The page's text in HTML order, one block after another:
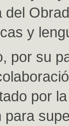
del
y
por su
por